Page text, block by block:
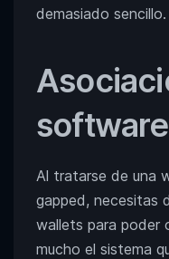
demasiado sencillo.
Al tratarse de una
gapped, necesitas
wallets para poder
mucho el sistema